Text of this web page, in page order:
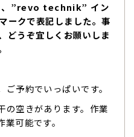
、”revo technik” イン
ークで表記しました。事
どうぞ宜しくお願いしま
予約でいっぱいです。
の空きがあります。作業
可能です。